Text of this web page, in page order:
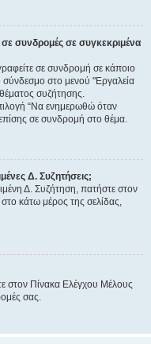
συνδρομές σε συγκεκριμένα
σε συνδρομή σε κάποιο
στο μενού "Εργαλεία
συζήτησης.
“Να ενημερωθώ όταν
σε συνδρομή στο θέμα.
Δ. Συζητήσεις;
Δ. Συζήτηση, πατήστε στον
κάτω μέρος της σελίδας,
στον Πίνακα Ελέγχου Μέλους
σας.